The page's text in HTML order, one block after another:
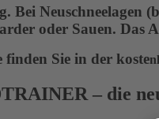
Bei Neuschneelagen
oder Sauen. Das
Sie in der koste
– die